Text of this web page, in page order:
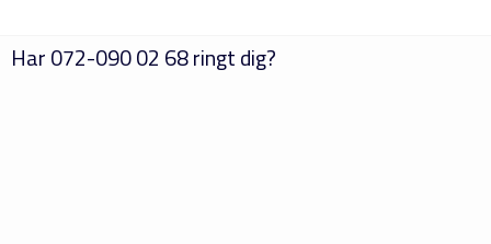
Har072-090 02 68ringt dig?